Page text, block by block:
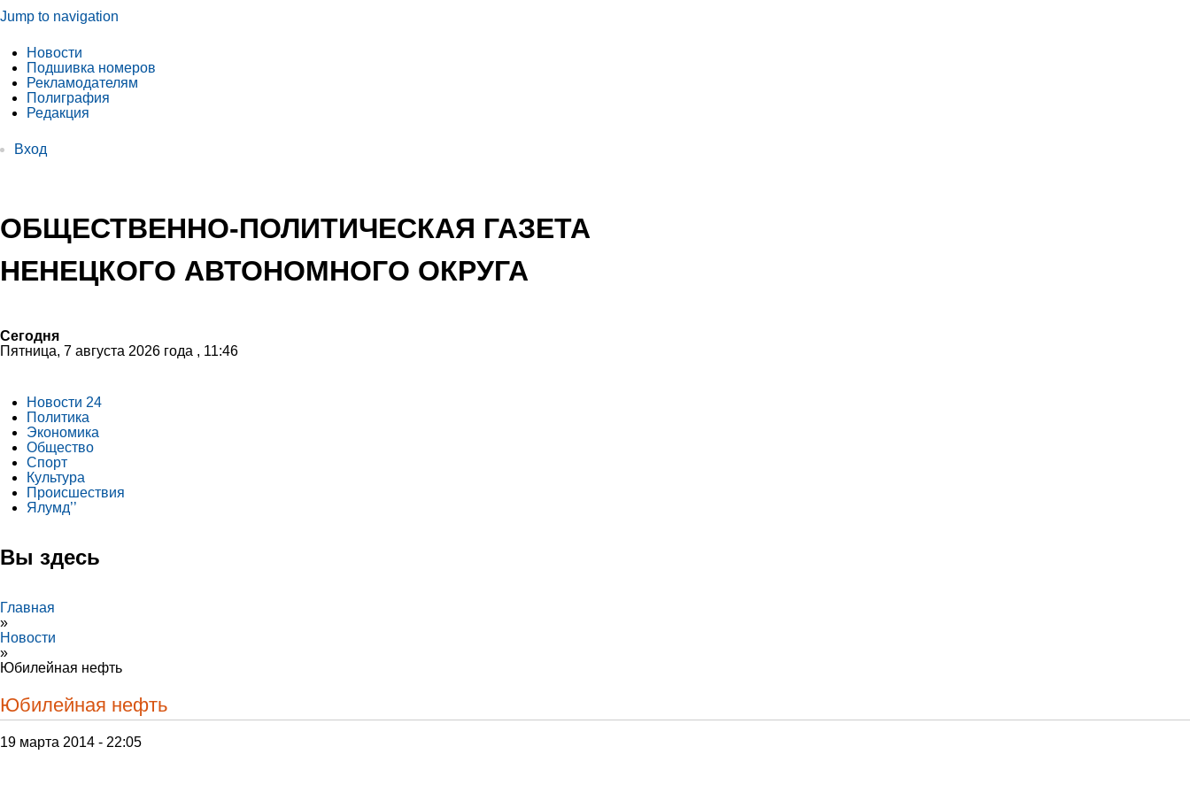
Jump to navigation
Новости
Подшивка номеров
Рекламодателям
Полиграфия
Редакция
Вход
ОБЩЕСТВЕННО-ПОЛИТИЧЕСКАЯ ГАЗЕТА
НЕНЕЦКОГО АВТОНОМНОГО ОКРУГА
Сегодня
Пятница, 7 августа 2026 года , 11:46
Новости 24
Политика
Экономика
Общество
Спорт
Культура
Происшествия
Ялумд’’
Вы здесь
Главная
»
Новости
»
Юбилейная нефть
Юбилейная нефть
19 марта 2014 - 22:05